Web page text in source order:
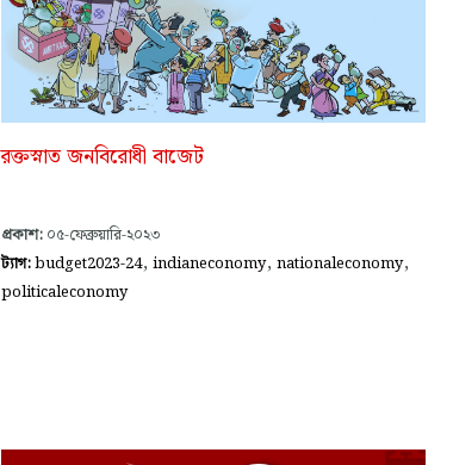
রক্তস্নাত জনবিরোধী বাজেট
প্রকাশ: ০৫-ফেব্রুয়ারি-২০২৩
ট্যাগ:budget2023-24, indianeconomy, nationaleconomy,
politicaleconomy